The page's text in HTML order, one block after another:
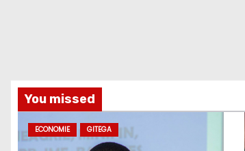
You missed
ECONOMIE GITEGA